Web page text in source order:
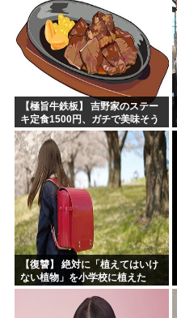
【極旨牛鉄板】 吉野家のステー
キ定食1500円、ガチで美味そう
ｗｗｗ
【復讐】 絶対に「植えてはいけ
ない植物」を小学校に植えた
→20年経って見に行くと…
「！？」衝撃の光景が・・・